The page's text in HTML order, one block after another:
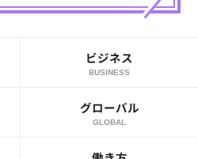
ビジネス
BUSINESS
グローバル
GLOBAL